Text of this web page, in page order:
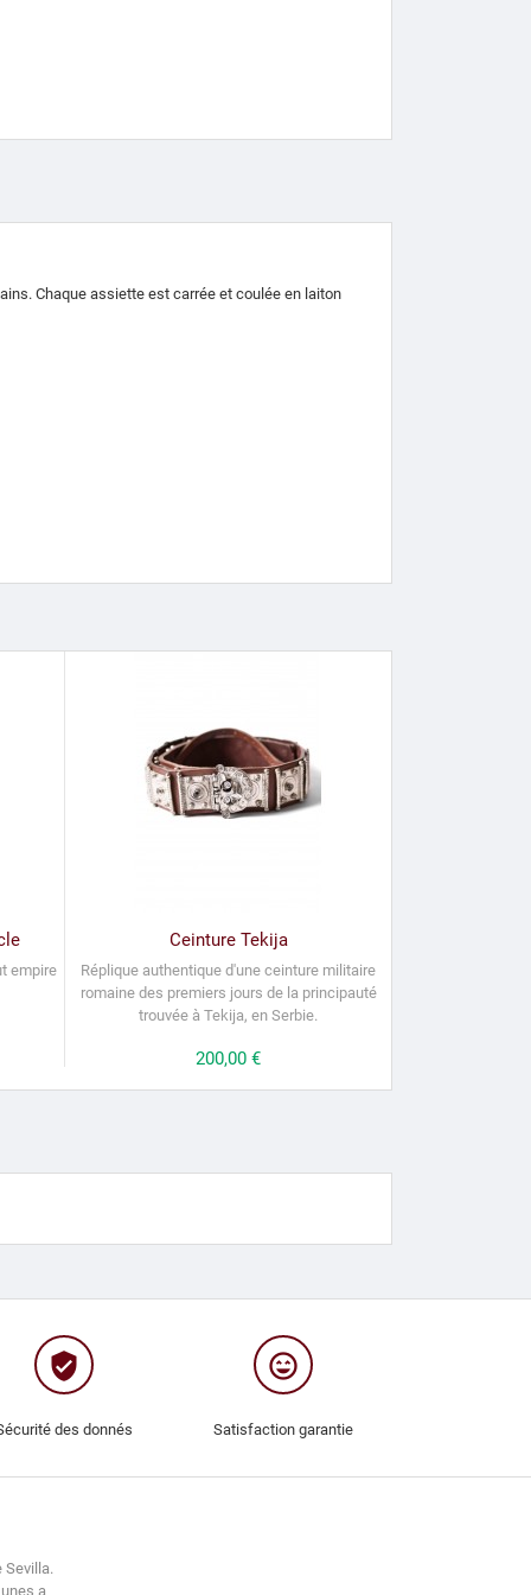
Chaque assiette est carrée et coulée en laiton
empire
Ceinture Tekija
Réplique authentique d'une ceinture militaire
romaine des premiers jours de la principauté
trouvée à Tekija, en Serbie.
Prix
200,00 €
verified_user
des donnés
sentiment_very_satisfied
Satisfaction garantie
Sevilla.
a